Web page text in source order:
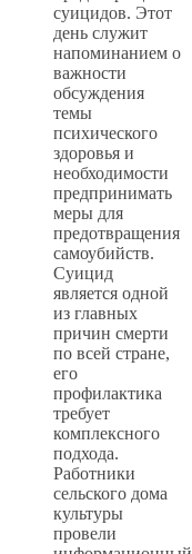
суицидов. Этот
день служит
напоминанием о
важности
обсуждения
темы
психического
здоровья и
необходимости
предпринимать
меры для
предотвращения
самоубийств.
Суицид
является одной
из главных
причин смерти
по всей стране,
его
профилактика
требует
комплексного
подхода.
Работники
сельского дома
культуры
провели